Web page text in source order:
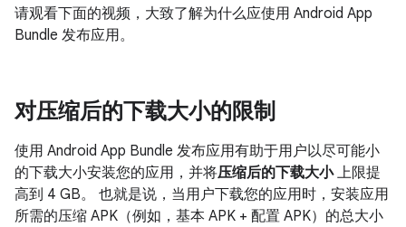
请观看下面的视频，大致了解为什么应使用 Android App
Bundle 发布应用。
对压缩后的下载大小的限制
使用 Android App Bundle 发布应用有助于用户以尽可能小
的下载大小安装您的应用，并将压缩后的下载大小上限提
高到 4 GB。 也就是说，当用户下载您的应用时，安装应用
所需的压缩 APK（例如，基本 APK + 配置 APK）的总大小